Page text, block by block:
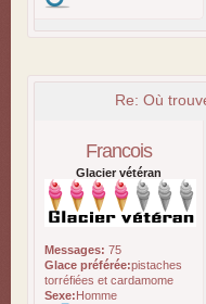
Re: Où
Francois
Glacier vétéran
Messages: 75
Glace préférée:pistaches
torréfiées et cardamome
Sexe:Homme